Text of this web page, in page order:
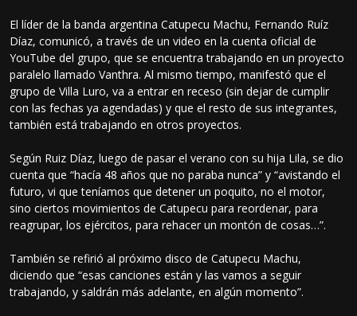
El líder de la banda argentina Catupecu Machu, Fernando Ruíz
Díaz, comunicó, a través de un video en la cuenta oficial de
YouTube del grupo, que se encuentra trabajando en un proyecto
paralelo llamado Vanthra. Al mismo tiempo, manifestó que el
grupo de Villa Luro, va a entrar en receso (sin dejar de cumplir
con las fechas ya agendadas) y que el resto de sus integrantes,
también está trabajando en otros proyectos.
Según Ruiz Díaz, luego de pasar el verano con su hija Lila, se dio
cuenta que “hacía 48 años que no paraba nunca” y “avistando el
futuro, vi que teníamos que detener un poquito, no el motor,
sino ciertos movimientos de Catupecu para reordenar, para
reagrupar, los ejércitos, para rehacer un montón de cosas…”.
También se refirió al próximo disco de Catupecu Machu,
diciendo que “esas canciones están y las vamos a seguir
trabajando, y saldrán más adelante, en algún momento”.